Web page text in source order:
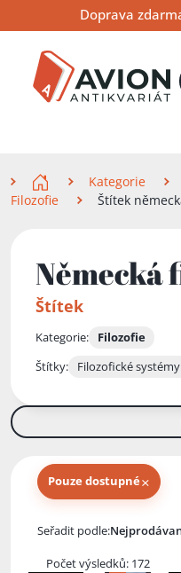
na
obsah
na
navigaci
na
vyhledávání
Doprava
Kategorie
Filozofie
Štítek
Německá
Štítek
Kategorie:
Filozofie
Štítky:
Filozofické
Pouze dostupné×
Seřadit podle:
Počet výsledků: 172